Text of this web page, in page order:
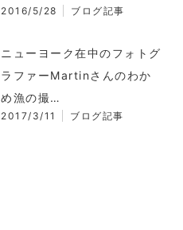
2016/5/28 ブログ記事
ニューヨーク在中のフォトグ
ラファーMartinさんのわか
め漁の撮…
2017/3/11 ブログ記事